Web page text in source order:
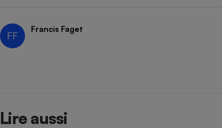
FF
Francis Faget
Lire aussi